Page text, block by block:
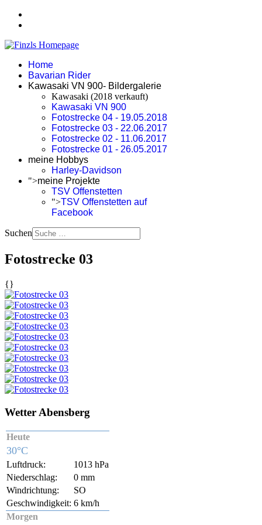
Home
Bavarian Rider
Kawasaki VN 900- Bildergalerie
Kawasaki (2018 verkauft)
Kawasaki VN 900
Fotostrecke 04 - 19.05.2018
Fotostrecke 03 - 22.06.2017
Fotostrecke 02 - 11.06.2017
Fotostrecke 01 - 26.05.2017
meine Hobbys
Harley-Davidson
">meine Projekte
TSV Offenstetten
">TSV Offenstetten auf
Facebook
Suchen
Fotostrecke 03
{}
Wetter Abensberg
Heute
30°C
Luftdruck:
1013 hPa
Niederschlag:
0 mm
Windrichtung:
SO
Geschwindigkeit: 6 km/h
Morgen